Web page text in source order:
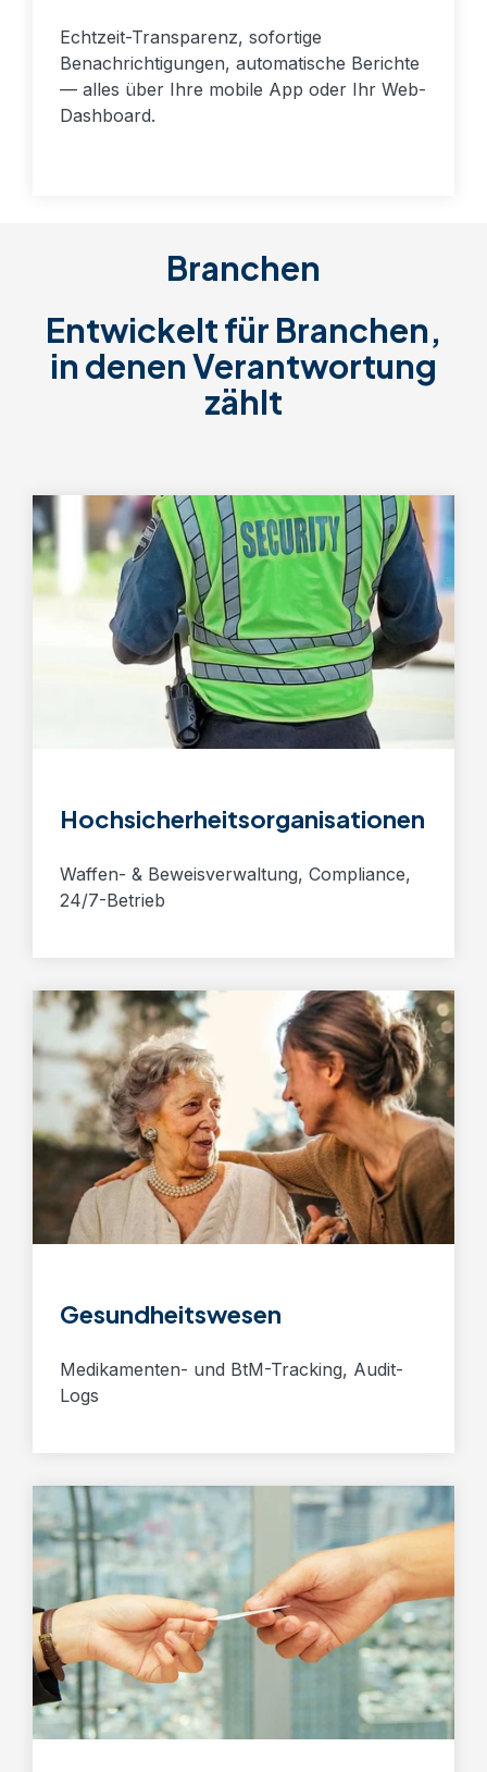
Echtzeit-Transparenz, sofortige
Benachrichtigungen, automatische Berichte
— alles über Ihre mobile App oder Ihr Web-
Dashboard.
Branchen
Entwickelt für Branchen,
in denen Verantwortung
zählt
Hochsicherheitsorganisationen
Waffen- & Beweisverwaltung, Compliance,
24/7-Betrieb
Gesundheitswesen
Medikamenten- und BtM-Tracking, Audit-
Logs